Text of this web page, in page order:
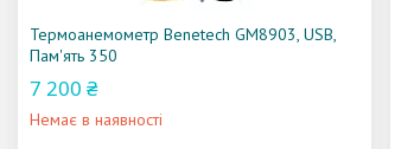
Термоанемометр Benetech GM8903, USB,
Пам'ять 350
7 200 ₴
Немає в наявності